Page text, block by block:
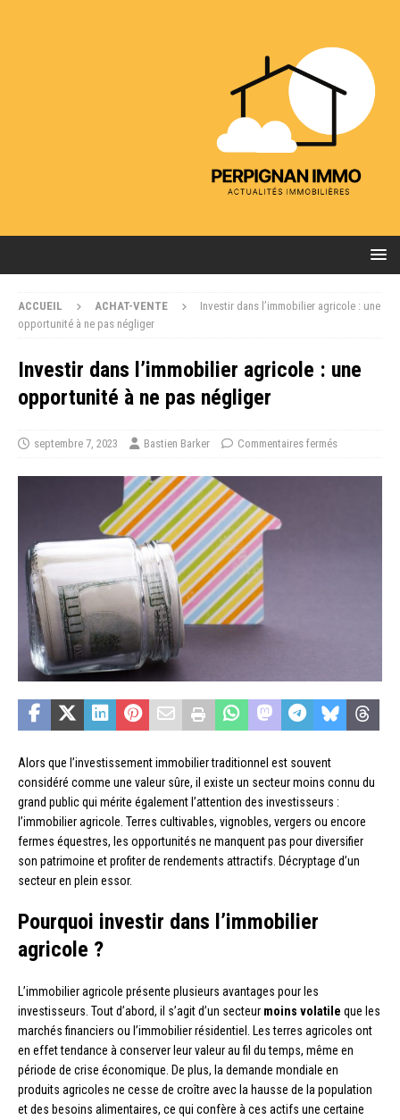
ACCUEIL ACHAT-VENTE
Investir dans l’immobilier agricole : une
opportunité à ne pas négliger
Investir dans l’immobilier agricole : une
opportunité à ne pas négliger
septembre 7, 2023 Bastien Barker Commentaires fermés
Alors que l’investissement immobilier traditionnel est souvent
considéré comme une valeur sûre, il existe un secteur moins connu du
grand public qui mérite également l’attention des investisseurs :
l’immobilier agricole. Terres cultivables, vignobles, vergers ou encore
fermes équestres, les opportunités ne manquent pas pour diversifier
son patrimoine et profiter de rendements attractifs. Décryptage d’un
secteur en plein essor.
Pourquoi investir dans l’immobilier
agricole ?
L’immobilier agricole présente plusieurs avantages pour les
investisseurs. Tout d’abord, il s’agit d’un secteur moins volatile que les
marchés financiers ou l’immobilier résidentiel. Les terres agricoles ont
en effet tendance à conserver leur valeur au fil du temps, même en
période de crise économique. De plus, la demande mondiale en
produits agricoles ne cesse de croître avec la hausse de la population
et des besoins alimentaires, ce qui confère à ces actifs une certaine